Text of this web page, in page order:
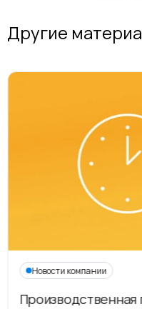
Другие
Новости компании
Производственная